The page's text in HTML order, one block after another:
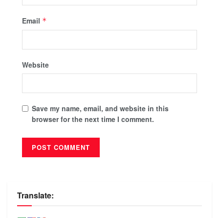
Email *
Website
Save my name, email, and website in this
browser for the next time I comment.
Translate: